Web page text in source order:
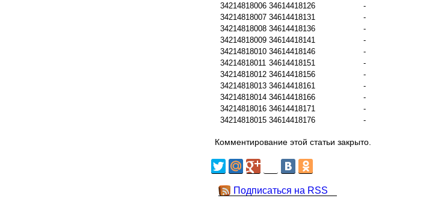
34214818006 34614418126 -
34214818007 34614418131 -
34214818008 34614418136 -
34214818009 34614418141 -
34214818010 34614418146 -
34214818011 34614418151 -
34214818012 34614418156 -
34214818013 34614418161 -
34214818014 34614418166 -
34214818016 34614418171 -
34214818015 34614418176 -
Комментирование этой статьи закрыто.
Подписаться на RSS